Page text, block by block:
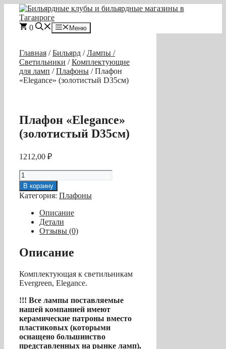
Перейти
содержимому
0 Меню
Главная /Бильярд /Лампы /
Светильники /Комплектующие
для ламп /Плафоны / Плафон
«Elegance» (золотистый D35см)
Плафон «Elegance»
(золотистый D35см)
1212,00 ₽
Количество
товара
Плафон
«Elegance»
(золотистый
D35см)
В корзину
Категория: Плафоны
Описание
Детали
Отзывы (0)
Описание
Комплектующая к светильникам
Evergreen, Elegance.
!!! Все лампы поставляемые
нашей компанией имеют
керамические патроны вместо
пластиковых (которыми
оснащено большинство
представленных на рынке ламп),